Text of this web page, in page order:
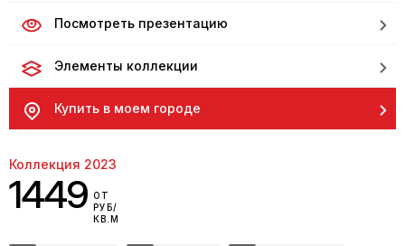
Посмотреть презентацию
Элементы коллекции
Купить в моем городе
Коллекция 2023
1449 ОТ
РУБ/
КВ.М